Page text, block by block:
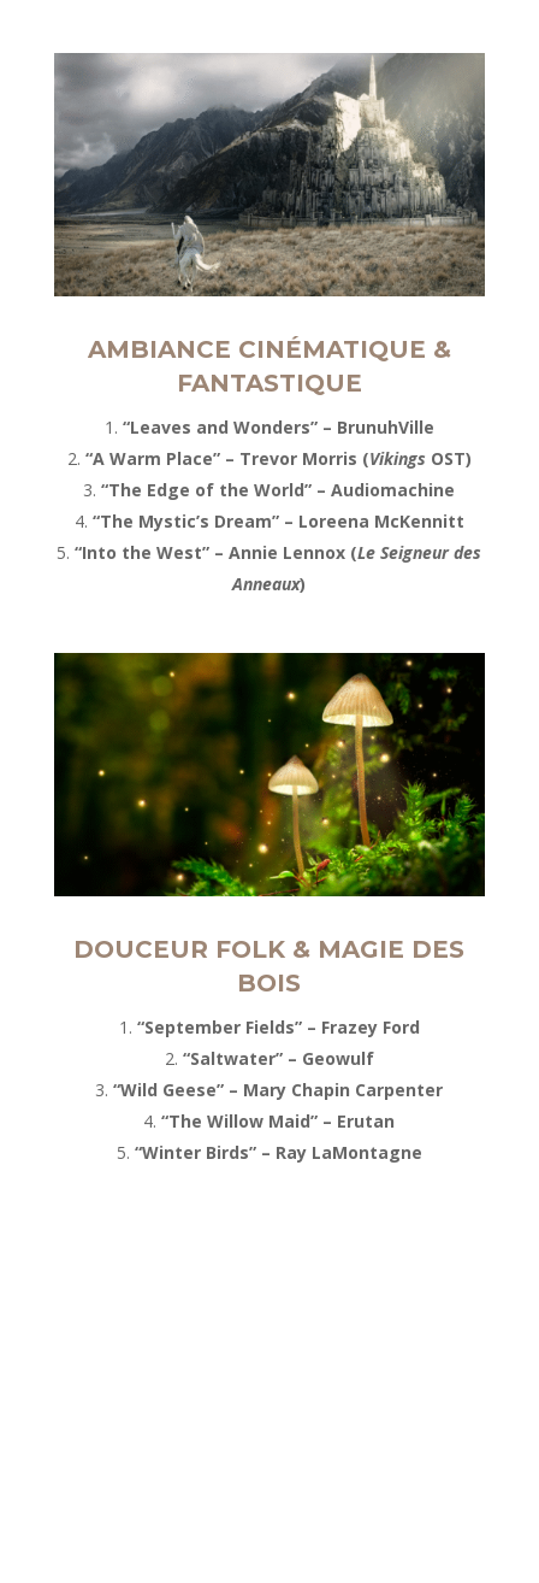
AMBIANCE CINÉMATIQUE &
FANTASTIQUE
“Leaves and Wonders” – BrunuhVille
“A Warm Place” – Trevor Morris (Vikings OST)
“The Edge of the World” – Audiomachine
“The Mystic’s Dream” – Loreena McKennitt
“Into the West” – Annie Lennox (Le Seigneur des
Anneaux)
DOUCEUR FOLK & MAGIE DES
BOIS
“September Fields” – Frazey Ford
“Saltwater” – Geowulf
“Wild Geese” – Mary Chapin Carpenter
“The Willow Maid” – Erutan
“Winter Birds” – Ray LaMontagne